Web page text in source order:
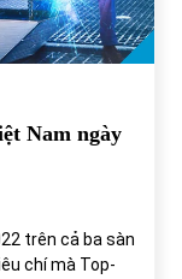
ròng 28,7 tỷ đồng
Hoá
Nam ngày
trên cả ba sàn
chí mà Top-